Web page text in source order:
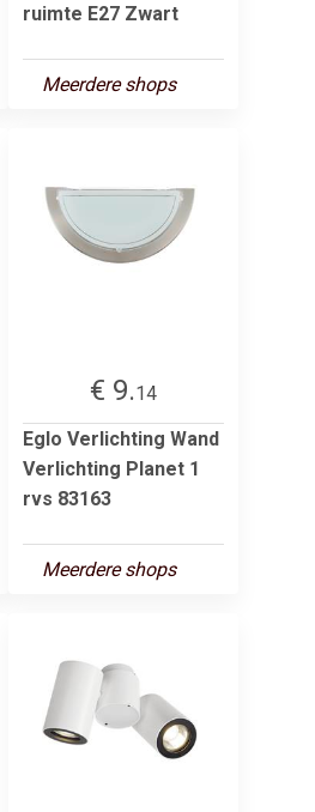
ruimte E27 Zwart
Meerdere shops
€ 9.14
Eglo Verlichting Wand
Verlichting Planet 1
rvs 83163
Meerdere shops